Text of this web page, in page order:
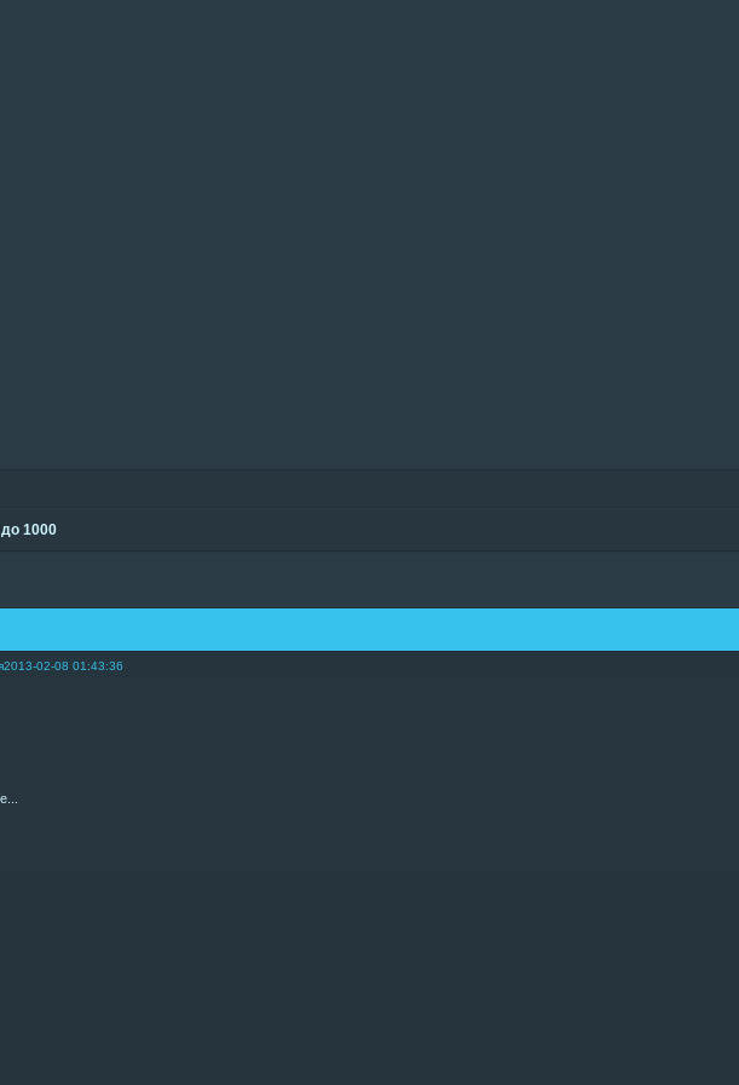
1000
2013-02-08 01:43:36